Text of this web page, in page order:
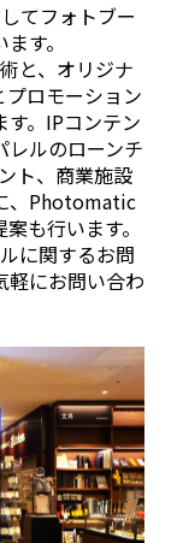
てフォトブー
す。
と、オリジナ
ロモーション
。IPコンテン
レルのローンチ
ト、商業施設
、Photomatic
も行います。
に関するお問
軽にお問い合わ